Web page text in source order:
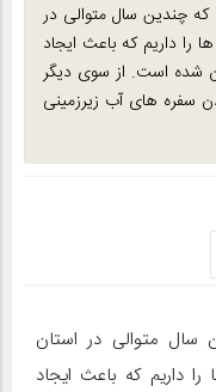
چندین سال متوالی در
را داریم که باعث ایجاد
شده است. از سوی دیگر
سفره های آب زیرزمینی
سال متوالی در استان
داریم که باعث ایجاد